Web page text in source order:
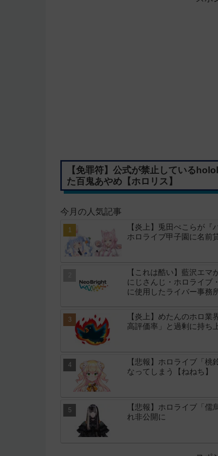
【免罪符】公式が禁止している
た百鬼あやめ【ホロリス】
今月の人気記事
【炎上】兎田ぺこらが
ホロライブ甲子園に名前
【これは酷い】藍沢エ
にじさんじ・ホロライブ
に使用したライバー事務
【炎上】めたんのホロ
高評価率」と過剰に持ち
【悲報】ホロライブ「
なってしまう【ねねち】
【悲報】ホロライブ「
れ非公開に